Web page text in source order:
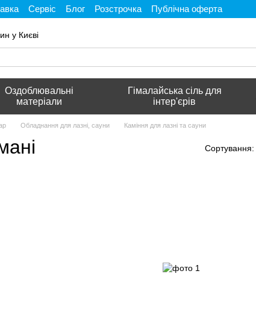
Сервіс Блог Розстрочка
Публічна оферта
у Києві
Оздоблювальні
матеріали
Гімалайська сіль для
інтер'єрів
Обладнання для лазні, сауни Каміння для лазні та сауни
Сортування: